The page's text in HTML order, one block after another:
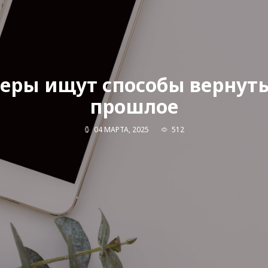
ищут способы
прошлое
04 МАРТА, 2025 512